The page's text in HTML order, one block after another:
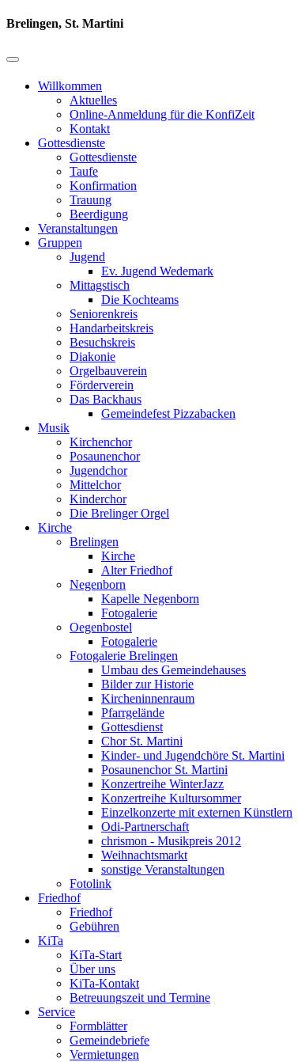
Brelingen, St. Martini
Willkommen
Aktuelles
Online-Anmeldung für die KonfiZeit
Kontakt
Gottesdienste
Gottesdienste
Taufe
Konfirmation
Trauung
Beerdigung
Veranstaltungen
Gruppen
Jugend
Ev. Jugend Wedemark
Mittagstisch
Die Kochteams
Seniorenkreis
Handarbeitskreis
Besuchskreis
Diakonie
Orgelbauverein
Förderverein
Das Backhaus
Gemeindefest Pizzabacken
Musik
Kirchenchor
Posaunenchor
Jugendchor
Mittelchor
Kinderchor
Die Brelinger Orgel
Kirche
Brelingen
Kirche
Alter Friedhof
Negenborn
Kapelle Negenborn
Fotogalerie
Oegenbostel
Fotogalerie
Fotogalerie Brelingen
Umbau des Gemeindehauses
Bilder zur Historie
Kircheninnenraum
Pfarrgelände
Gottesdienst
Chor St. Martini
Kinder- und Jugendchöre St. Martini
Posaunenchor St. Martini
Konzertreihe WinterJazz
Konzertreihe Kultursommer
Einzelkonzerte mit externen Künstlern
Odi-Partnerschaft
chrismon - Musikpreis 2012
Weihnachtsmarkt
sonstige Veranstaltungen
Fotolink
Friedhof
Friedhof
Gebühren
KiTa
KiTa-Start
Über uns
KiTa-Kontakt
Betreuungszeit und Termine
Service
Formblätter
Gemeindebriefe
Vermietungen